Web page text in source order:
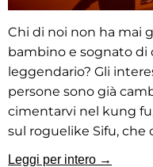
Chi di noi non ha mai
bambino e sognato
leggendario? Gli
persone sono già
cimentarvi nel kung
sul roguelike Sifu, che
Leggi per intero →